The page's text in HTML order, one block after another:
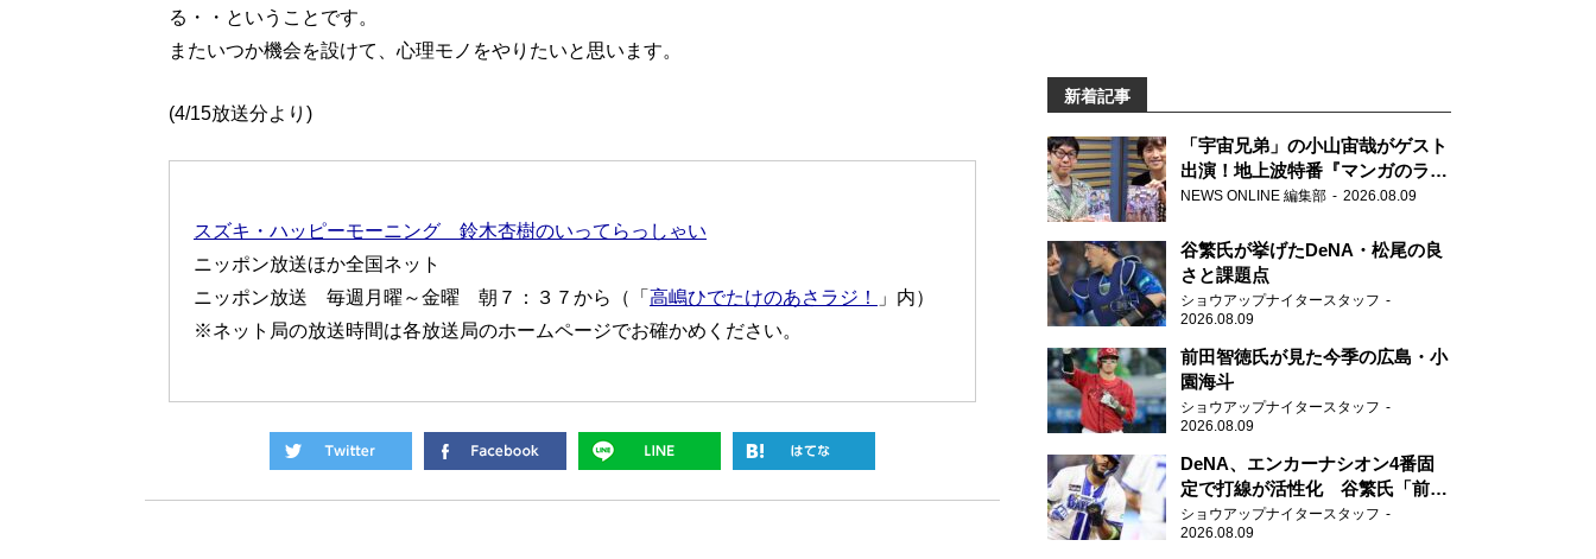
る・・ということです。
またいつか機会を設けて、心理モノをやりたいと思います。
(4/15放送分より)
スズキ・ハッピーモーニング 鈴木杏樹のいってらっしゃい
ニッポン放送ほか全国ネット
ニッポン放送 毎週月曜～金曜 朝７：３７から（「 高嶋ひでたけのあさラジ！
」内）
※ネット局の放送時間は各放送局のホームページでお確かめください。
新着記事
「宇宙兄弟」の小山宙哉がゲスト
出演！地上波特番『マンガのラジ
オ 宇宙兄弟スペシャル 』
NEWS ONLINE 編集部 2026.08.09
谷繁氏が挙げたDeNA・松尾の良
さと課題点
ショウアップナイタースタッフ
2026.08.09
前田智徳氏が見た今季の広島・小
園海斗
ショウアップナイタースタッフ
2026.08.09
DeNA、エンカーナシオン4番固
定で打線が活性化 谷繁氏「前後
の流れがすごく良くなりました
ね」
ショウアップナイタースタッフ
2026.08.09